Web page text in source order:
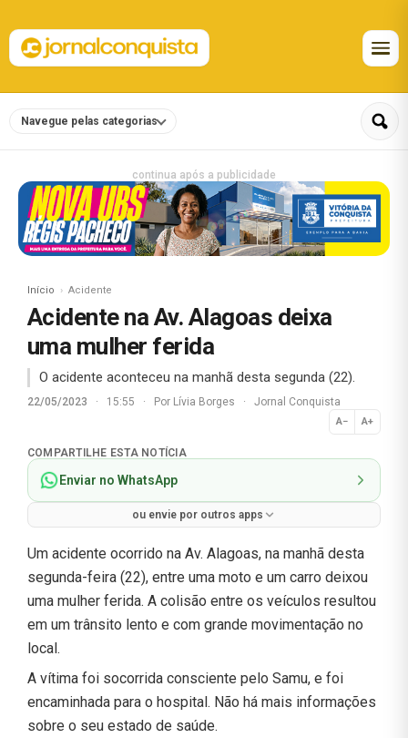
Navegue pelas categorias
continua após a publicidade
Início Acidente
Acidente na Av. Alagoas deixa
uma mulher ferida
O acidente aconteceu na manhã desta segunda (22).
22/05/2023 · 15:55 · Por Lívia Borges · Jornal Conquista
A− A+
Normal
COMPARTILHE ESTA NOTÍCIA
Enviar no WhatsApp
ou envie por outros apps
Um acidente ocorrido na Av. Alagoas, na manhã desta
segunda-feira (22), entre uma moto e um carro deixou
uma mulher ferida. A colisão entre os veículos resultou
em um trânsito lento e com grande movimentação no
local.
A vítima foi socorrida consciente pelo Samu, e foi
encaminhada para o hospital. Não há mais informações
sobre o seu estado de saúde.